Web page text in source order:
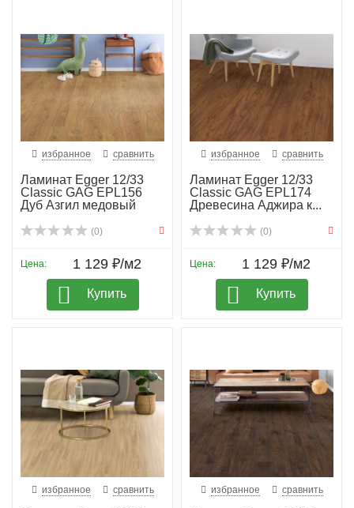
избранное сравнить
Ламинат Egger 12/33
Classic GAG EPL156
Дуб Азгил медовый
(0)
Цена: 1 129 ₽/м2
Купить
избранное сравнить
Ламинат Egger 12/33
Classic GAG EPL174
Древесина Аджира к...
(0)
Цена: 1 129 ₽/м2
Купить
избранное сравнить избранное сравнить